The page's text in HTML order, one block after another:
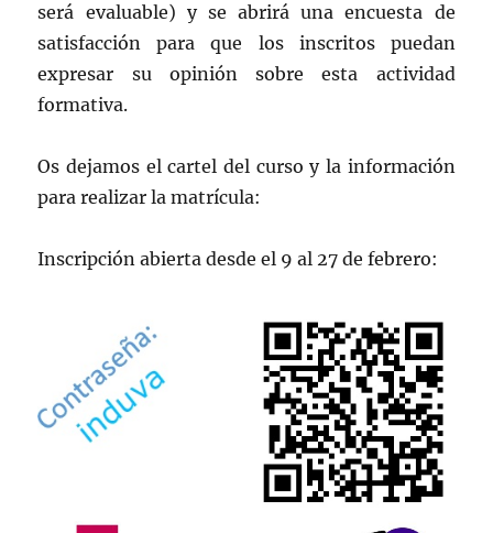
será evaluable) y se abrirá una encuesta de
satisfacción para que los inscritos puedan
expresar su opinión sobre esta actividad
formativa.
Os dejamos el cartel del curso y la información
para realizar la matrícula:
Inscripción abierta desde el 9 al 27 de febrero: